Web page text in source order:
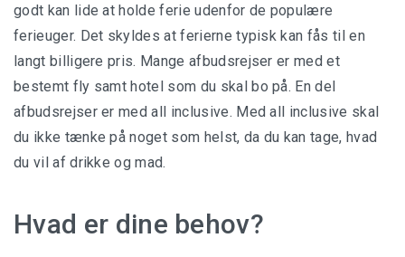
godt kan lide at holde ferie udenfor de populære
ferieuger. Det skyldes at ferierne typisk kan fås til en
langt billigere pris. Mange afbudsrejser er med et
bestemt fly samt hotel som du skal bo på. En del
afbudsrejser er med all inclusive. Med all inclusive skal
du ikke tænke på noget som helst, da du kan tage, hvad
du vil af drikke og mad.
Hvad er dine behov?